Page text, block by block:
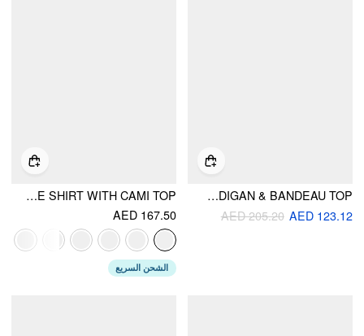
TWO-PIECE KNIT COLLARLESS LANTERN SLEEVE CARDIGAN & BANDEAU TOP
AED 123.12
AED 205.20
COTTON COLLAR MID-LENGTH SLEEVE SHIRT WITH CAMI TOP
AED 167.50
الشحن السريع